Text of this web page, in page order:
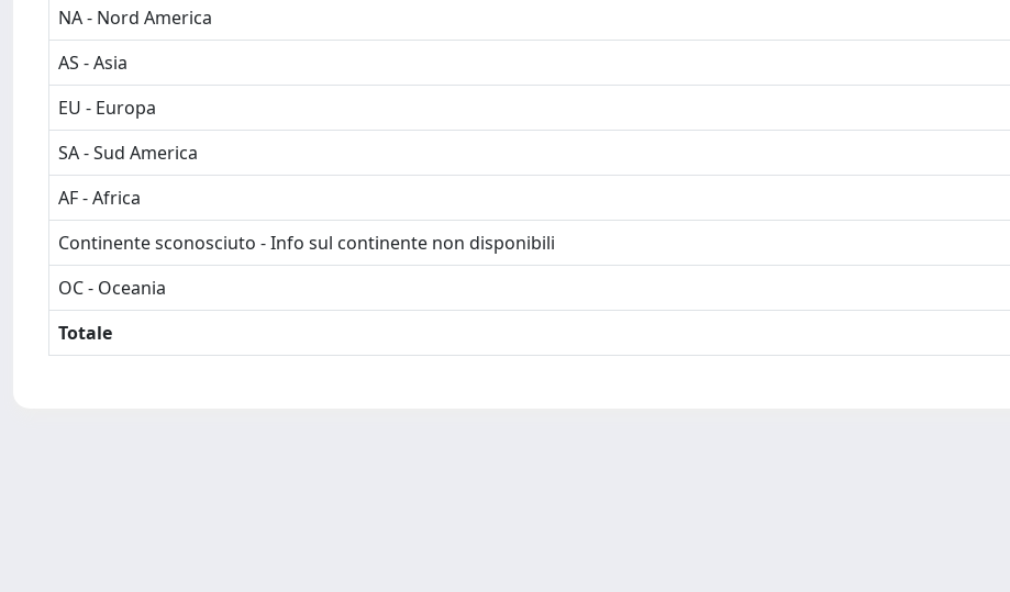
NA - Nord America
AS - Asia
EU - Europa
SA - Sud America
AF - Africa
Continente sconosciuto - Info sul continente non disponibili
OC - Oceania
Totale